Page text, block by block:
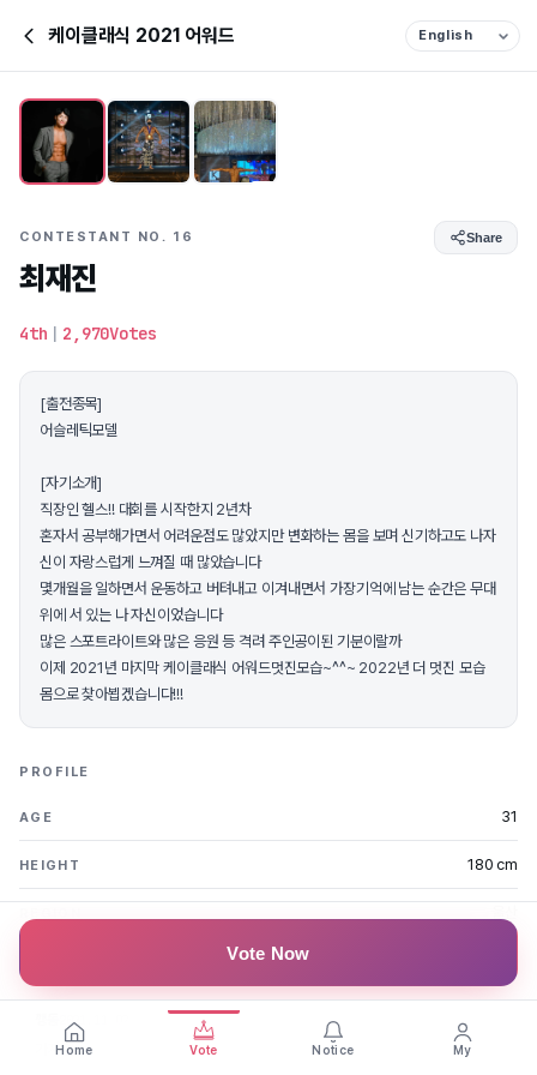
케이클래식 2021 어워드
CONTESTANT NO. 16 Share
최재진
4th | 2,970Votes
[출전종목]
어슬레틱모델
[자기소개]
직장인 헬스!! 대회를 시작한지 2년차
혼자서 공부해가면서 어려운점도 많았지만 변화하는 몸을 보며 신기하고도 나자
신이 자랑스럽게 느껴질 때 많았습니다
몇개월을 일하면서 운동하고 버텨내고 이겨내면서 가장기억에 남는 순간은 무대
위에 서 있는 나 자신이었습니다
많은 스포트라이트와 많은 응원 등 격려 주인공이된 기분이랄까
이제 2021년 마지막 케이클래식 어워드멋진모습~^^~ 2022년 더 멋진 모습
몸으로 찾아뵙겠습니다!!!
PROFILE
AGE 31
HEIGHT 180 cm
FAN MESSAGES
2021.11.02
가자잇
Vote Now
Home Vote Notice My